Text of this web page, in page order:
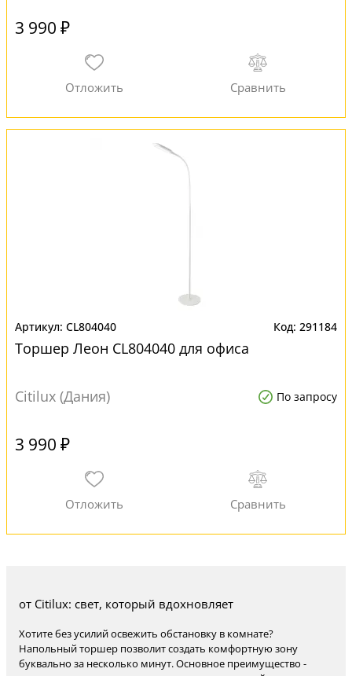
3 990 ₽
CL804040 291184
Торшер Леон CL804040 для офиса
Citilux (Дания) По запросу
3 990 ₽
от Citilux: свет, который вдохновляет
Хотите без усилий освежить обстановку в комнате?
Напольный торшер позволит создать комфортную зону
буквально за несколько минут. Основное преимущество -